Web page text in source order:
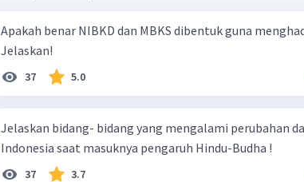
Apakah benar NIBKD dan MBKS dibentuk guna
Jelaskan!
37 5.0
Jelaskan bidang- bidang yang mengalami perubahan
Indonesia saat masuknya pengaruh Hindu-Budha !
37 3.7